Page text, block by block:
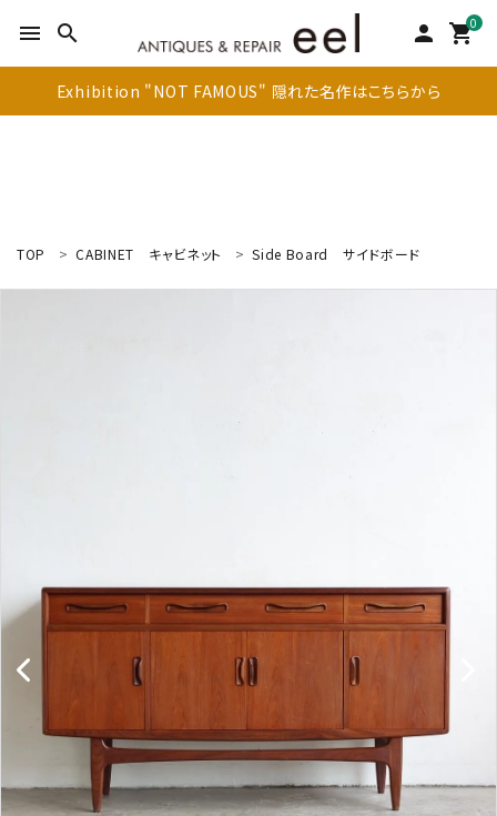
menu search person 0
shopping_cart
Exhibition "NOT FAMOUS" 隠れた名作はこちらから
ソファ
ドア
雑貨
TOP CABINET キャビネット Side Board サイドボード